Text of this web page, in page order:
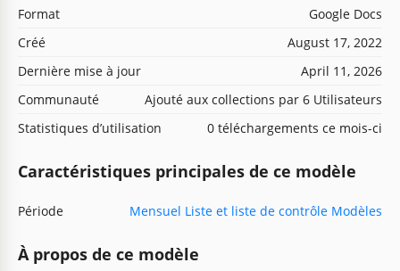
Format
Google Docs
Créé
August 17, 2022
Dernière mise à jour
April 11, 2026
Communauté
Ajouté aux collections par 6 Utilisateurs
Statistiques d’utilisation
0 téléchargements ce mois-ci
Caractéristiques principales de ce modèle
Période Mensuel Liste et liste de contrôle Modèles
À propos de ce modèle